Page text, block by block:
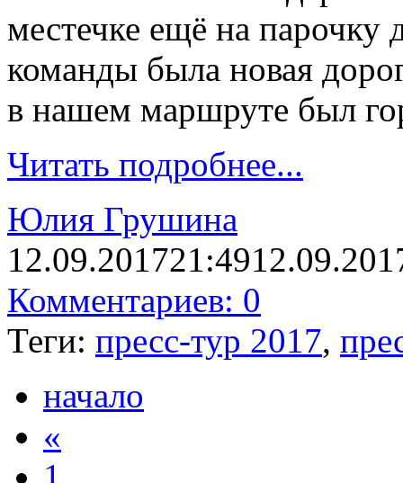
местечке ещё на
команды была новая
в нашем маршруте был
Читать подробнее...
Юлия Грушина
12.09.201721:49
Комментариев: 0
Теги: пресс-тур 2017,
начало
«